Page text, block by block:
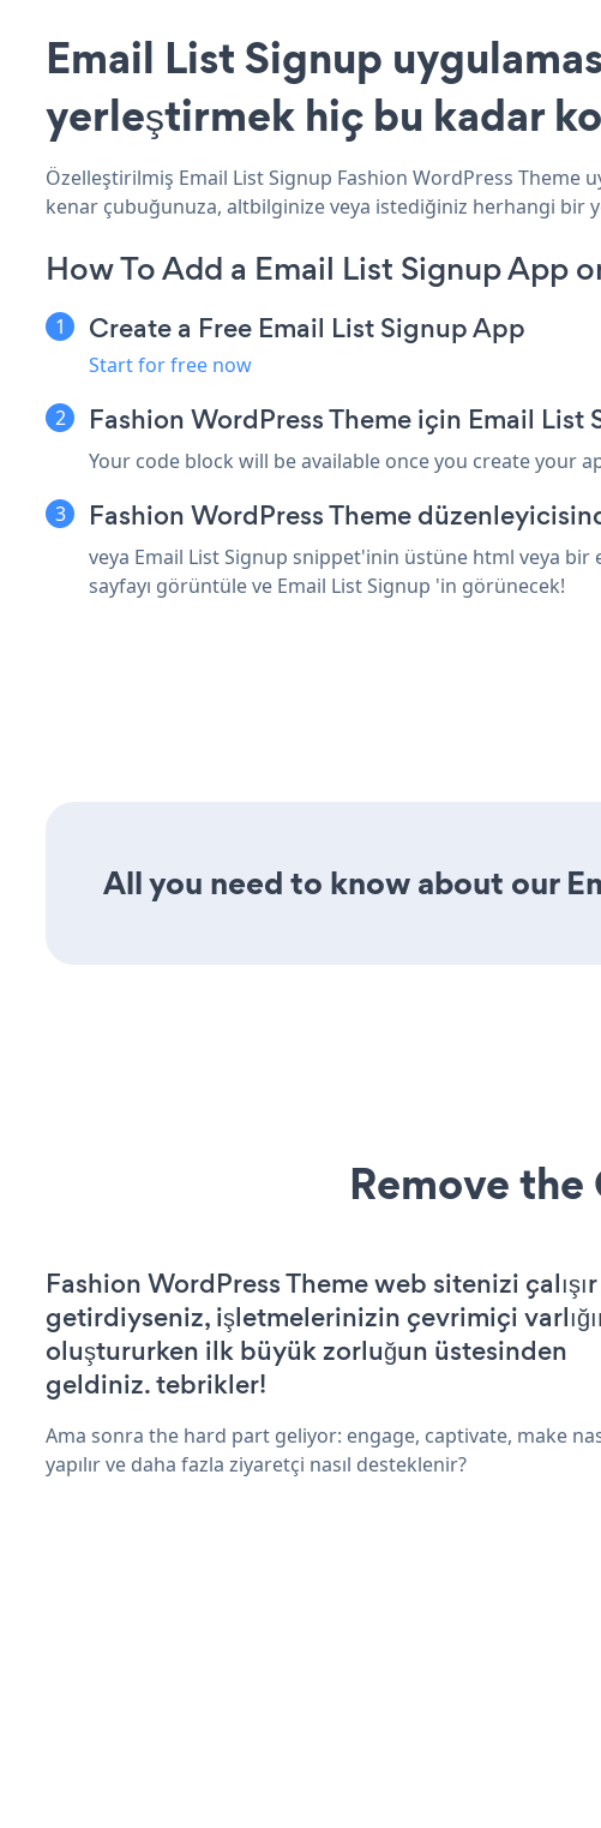
Email List Signup
yerleştirmek hiç bu kadar
Özelleştirilmiş Email List Signup Fashion WordPress Theme
kenar çubuğunuza, altbilginize veya istediğiniz herhangi bir
How To Add a Email List Signup App
Create a Free Email List Signup App
Start for free now
Fashion WordPress Theme için Email List
Your code block will be available once you create your
Fashion WordPress Theme
veya Email List Signup snippet'inin üstüne html veya bir
sayfayı görüntüle ve Email List Signup 'in görünecek!
All you need to know about our
Remove
Fashion WordPress Theme web sitenizi
getirdiyseniz, işletmelerinizin çevrimiçi
oluştururken ilk büyük zorluğun üstesinden
geldiniz. tebrikler!
Ama sonra the hard part geliyor: engage, captivate, make
yapılır ve daha fazla ziyaretçi nasıl desteklenir?